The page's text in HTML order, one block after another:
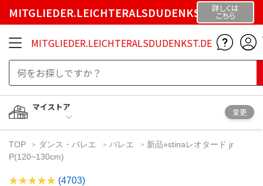
MITGLIEDER.LEICHTERALSDUDENKST.DE詳しくは
こちら
MITGLIEDER.LEICHTERALSDUDENKST.DE
マイストア
変更
TOP ダンス・バレエ バレエ
新品⭐︎stinaレオタード jr
P(120~130cm)
(4703)